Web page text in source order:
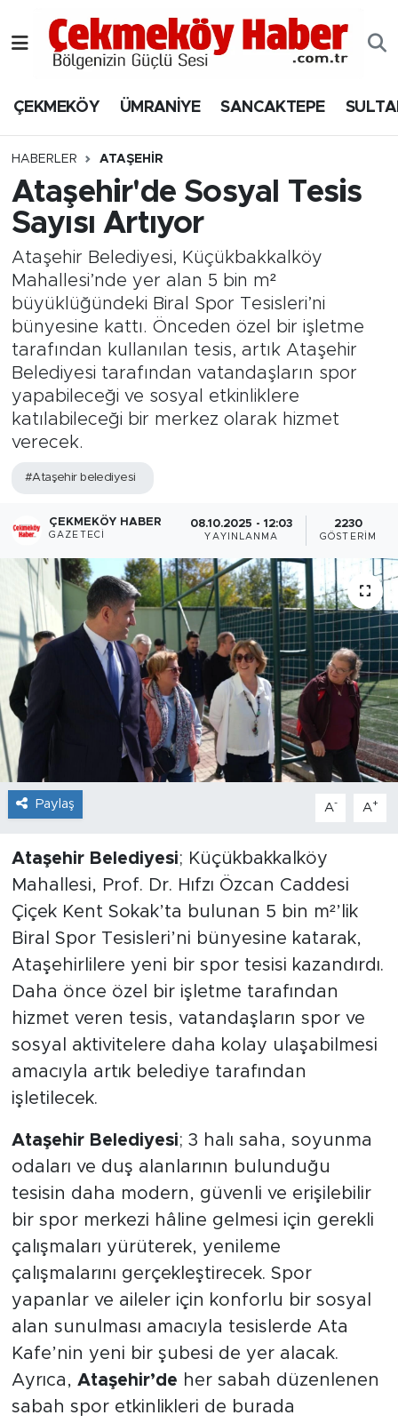
ÇEKMEKÖY ÜMRANİYE SANCAKTEPE
HABERLER ATAŞEHİR
Ataşehir'de Sosyal Tesis
Sayısı Artıyor
Ataşehir Belediyesi, Küçükbakkalköy
Mahallesi’nde yer alan 5 bin m²
büyüklüğündeki Biral Spor Tesisleri’ni
bünyesine kattı. Önceden özel bir işletme
tarafından kullanılan tesis, artık Ataşehir
Belediyesi tarafından vatandaşların spor
yapabileceği ve sosyal etkinliklere
katılabileceği bir merkez olarak hizmet
verecek.
#Ataşehir belediyesi
ÇEKMEKÖY HABER
GAZETECI
08.10.2025 - 12:03
YAYINLANMA
2230
GÖSTERIM
Paylaş A- A+
Ataşehir Belediyesi; Küçükbakkalköy
Mahallesi, Prof. Dr. Hıfzı Özcan Caddesi
Çiçek Kent Sokak’ta bulunan 5 bin m²’lik
Biral Spor Tesisleri’ni bünyesine katarak,
Ataşehirlilere yeni bir spor tesisi kazandırdı.
Daha önce özel bir işletme tarafından
hizmet veren tesis, vatandaşların spor ve
sosyal aktivitelere daha kolay ulaşabilmesi
amacıyla artık belediye tarafından
işletilecek.
Ataşehir Belediyesi; 3 halı saha, soyunma
odaları ve duş alanlarının bulunduğu
tesisin daha modern, güvenli ve erişilebilir
bir spor merkezi hâline gelmesi için gerekli
çalışmaları yürüterek, yenileme
çalışmalarını gerçekleştirecek. Spor
yapanlar ve aileler için konforlu bir sosyal
alan sunulması amacıyla tesislerde Ata
Kafe’nin yeni bir şubesi de yer alacak.
Ayrıca, Ataşehir’de her sabah düzenlenen
sabah spor etkinlikleri de burada
Nöbetçi Eczaneler
Hava Durumu
Namaz Vakitleri
Trafik Durumu
Süper Lig Puan Durumu ve Fikstür
Tüm Manşetler
Son Dakika Haberleri
Haber Arşivi